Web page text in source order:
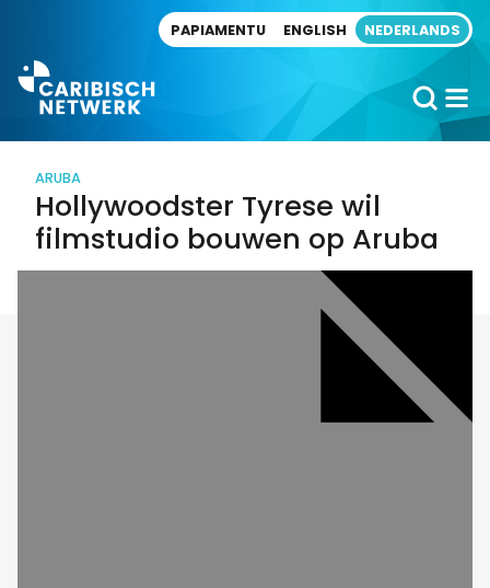
PAPIAMENTU ENGLISH NEDERLANDS
ARUBA
Hollywoodster Tyrese wil
filmstudio bouwen op Aruba